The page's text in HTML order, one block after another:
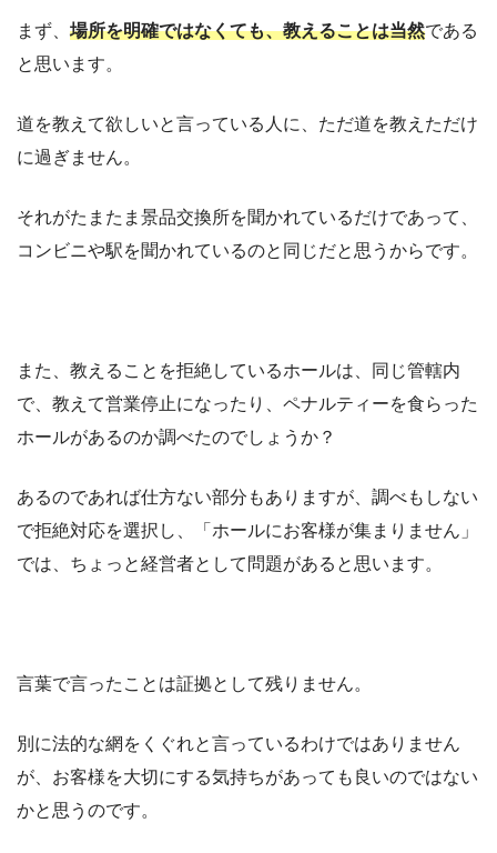
まず、 場所を明確ではなくても、教えることは当然である
と思います。
道を教えて欲しいと言っている人に、ただ道を教えただけ
に過ぎません。
それがたまたま景品交換所を聞かれているだけであって、
コンビニや駅を聞かれているのと同じだと思うからです。
また、教えることを拒絶しているホールは、同じ管轄内
で、教えて営業停止になったり、ペナルティーを食らった
ホールがあるのか調べたのでしょうか？
あるのであれば仕方ない部分もありますが、調べもしない
で拒絶対応を選択し、「ホールにお客様が集まりません」
では、ちょっと経営者として問題があると思います。
言葉で言ったことは証拠として残りません。
別に法的な網をくぐれと言っているわけではありません
が、お客様を大切にする気持ちがあっても良いのではない
かと思うのです。